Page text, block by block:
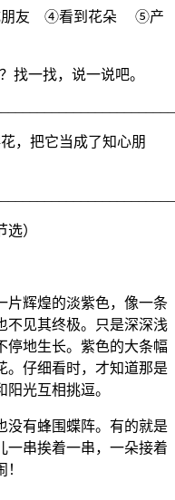
友 ④看到花朵 ⑤产
找一找，说一说吧。
，把它当成了知心朋
）
片辉煌的淡紫色，像一条
不见其终极。只是深深浅
停地生长。紫色的大条幅
。仔细看时，才知道那是
光互相挑逗。
没有蜂围蝶阵。有的就是
一串挨着一串，一朵接着